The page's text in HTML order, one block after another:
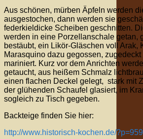
Aus schönen, mürben Äpfeln werden
ausgestochen, dann werden sie
federkieldicke Scheiben geschnitten.
werden in eine Porzellanschale getan,
bestäubt, ein Likör-Gläschen voll Arak,
Marasquino dazu gegossen,
mariniert. Kurz vor dem Anrichten
getaucht, aus heißem Schmalz
einen flachen Deckel gelegt, stark mit
der glühenden Schaufel glasiert, im
sogleich zu Tisch gegeben.
Backteige finden Sie hier:
http://www.historisch-kochen.de/